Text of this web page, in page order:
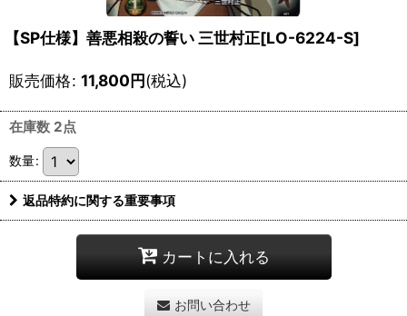
【SP仕様】善悪相殺の誓い 三世村正[LO-6224-S]
販売価格: 11,800円(税込)
在庫数 2点
数量:
返品特約に関する重要事項
カートに入れる
お問い合わせ